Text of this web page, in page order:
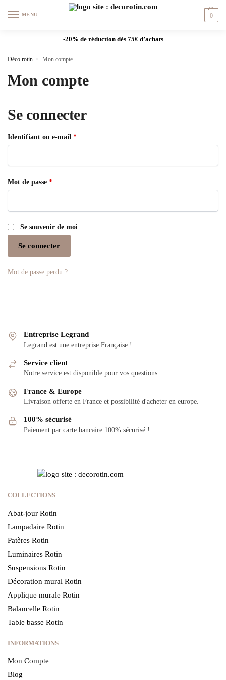
MENU 0
-20% de réduction dès 75€ d’achats
Déco rotin » Mon compte
Mon compte
Se connecter
Identifiant ou e-mail *
Mot de passe *
Se souvenir de moi
Se connecter
Mot de passe perdu ?
Entreprise Legrand
Legrand est une entreprise Française !
Service client
Notre service est disponible pour vos questions.
France & Europe
Livraison offerte en France et possibilité d'acheter en europe.
100% sécurisé
Paiement par carte bancaire 100% sécurisé !
COLLECTIONS
Abat-jour Rotin
Lampadaire Rotin
Patères Rotin
Luminaires Rotin
Suspensions Rotin
Décoration mural Rotin
Applique murale Rotin
Balancelle Rotin
Table basse Rotin
INFORMATIONS
Mon Compte
Blog